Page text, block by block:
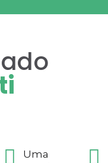
Uma